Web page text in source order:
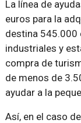
La línea de
euros para la
destina 545.000
industriales y
compra de
de menos de
ayudar a la
Así, en el caso